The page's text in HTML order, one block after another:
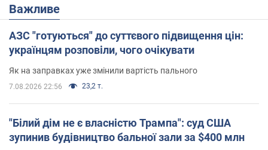
Важливе
АЗС "готуються" до суттєвого підвищення цін:
українцям розповіли, чого очікувати
Як на заправках уже змінили вартість пального
7.08.2026 22:56 23,2 т.
"Білий дім не є власністю Трампа": суд США
зупинив будівництво бальної зали за $400 млн